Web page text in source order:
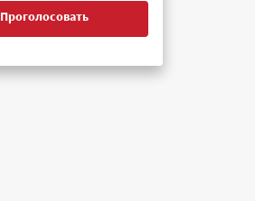
Проголосовать